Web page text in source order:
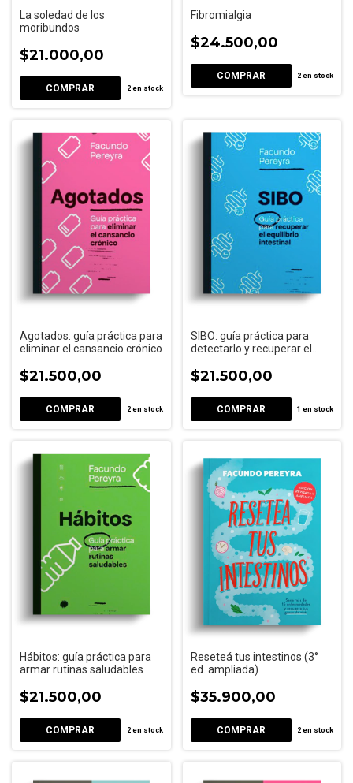
La soledad de los
moribundos
$21.000,00
2en stock
Fibromialgia
$24.500,00
2 en stock
Agotados: guía práctica para
eliminar el cansancio crónico
$21.500,00
2en stock
SIBO: guía práctica para
detectarlo y recuperar el
$21.500,00
1 en stock
Hábitos: guía práctica para
armar rutinas saludables
$21.500,00
2en stock
Reseteá tus intestinos (3°
ed. ampliada)
$35.900,00
2 en stock